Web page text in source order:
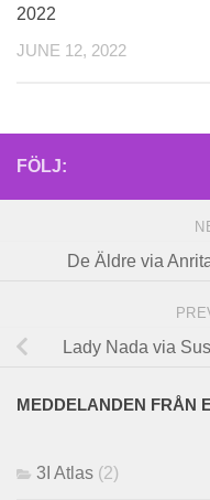
2022
JUNE 12, 2022
FÖLJ:
De Äldre via
Lady Nada via
MEDDELANDEN FRÅN
3I Atlas (2)